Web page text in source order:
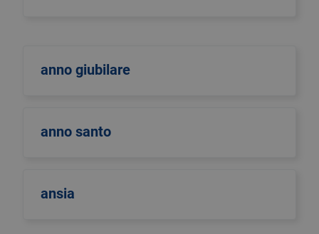
anno giubilare
anno santo
ansia